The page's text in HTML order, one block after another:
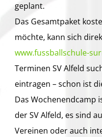
geplant.
Das Gesamtpaket
möchte, kann sich
www.fussballschule-
Terminen SV Alfeld
eintragen – schon ist
Das Wochenendcamp
der SV Alfeld, es sind
Vereinen oder auch